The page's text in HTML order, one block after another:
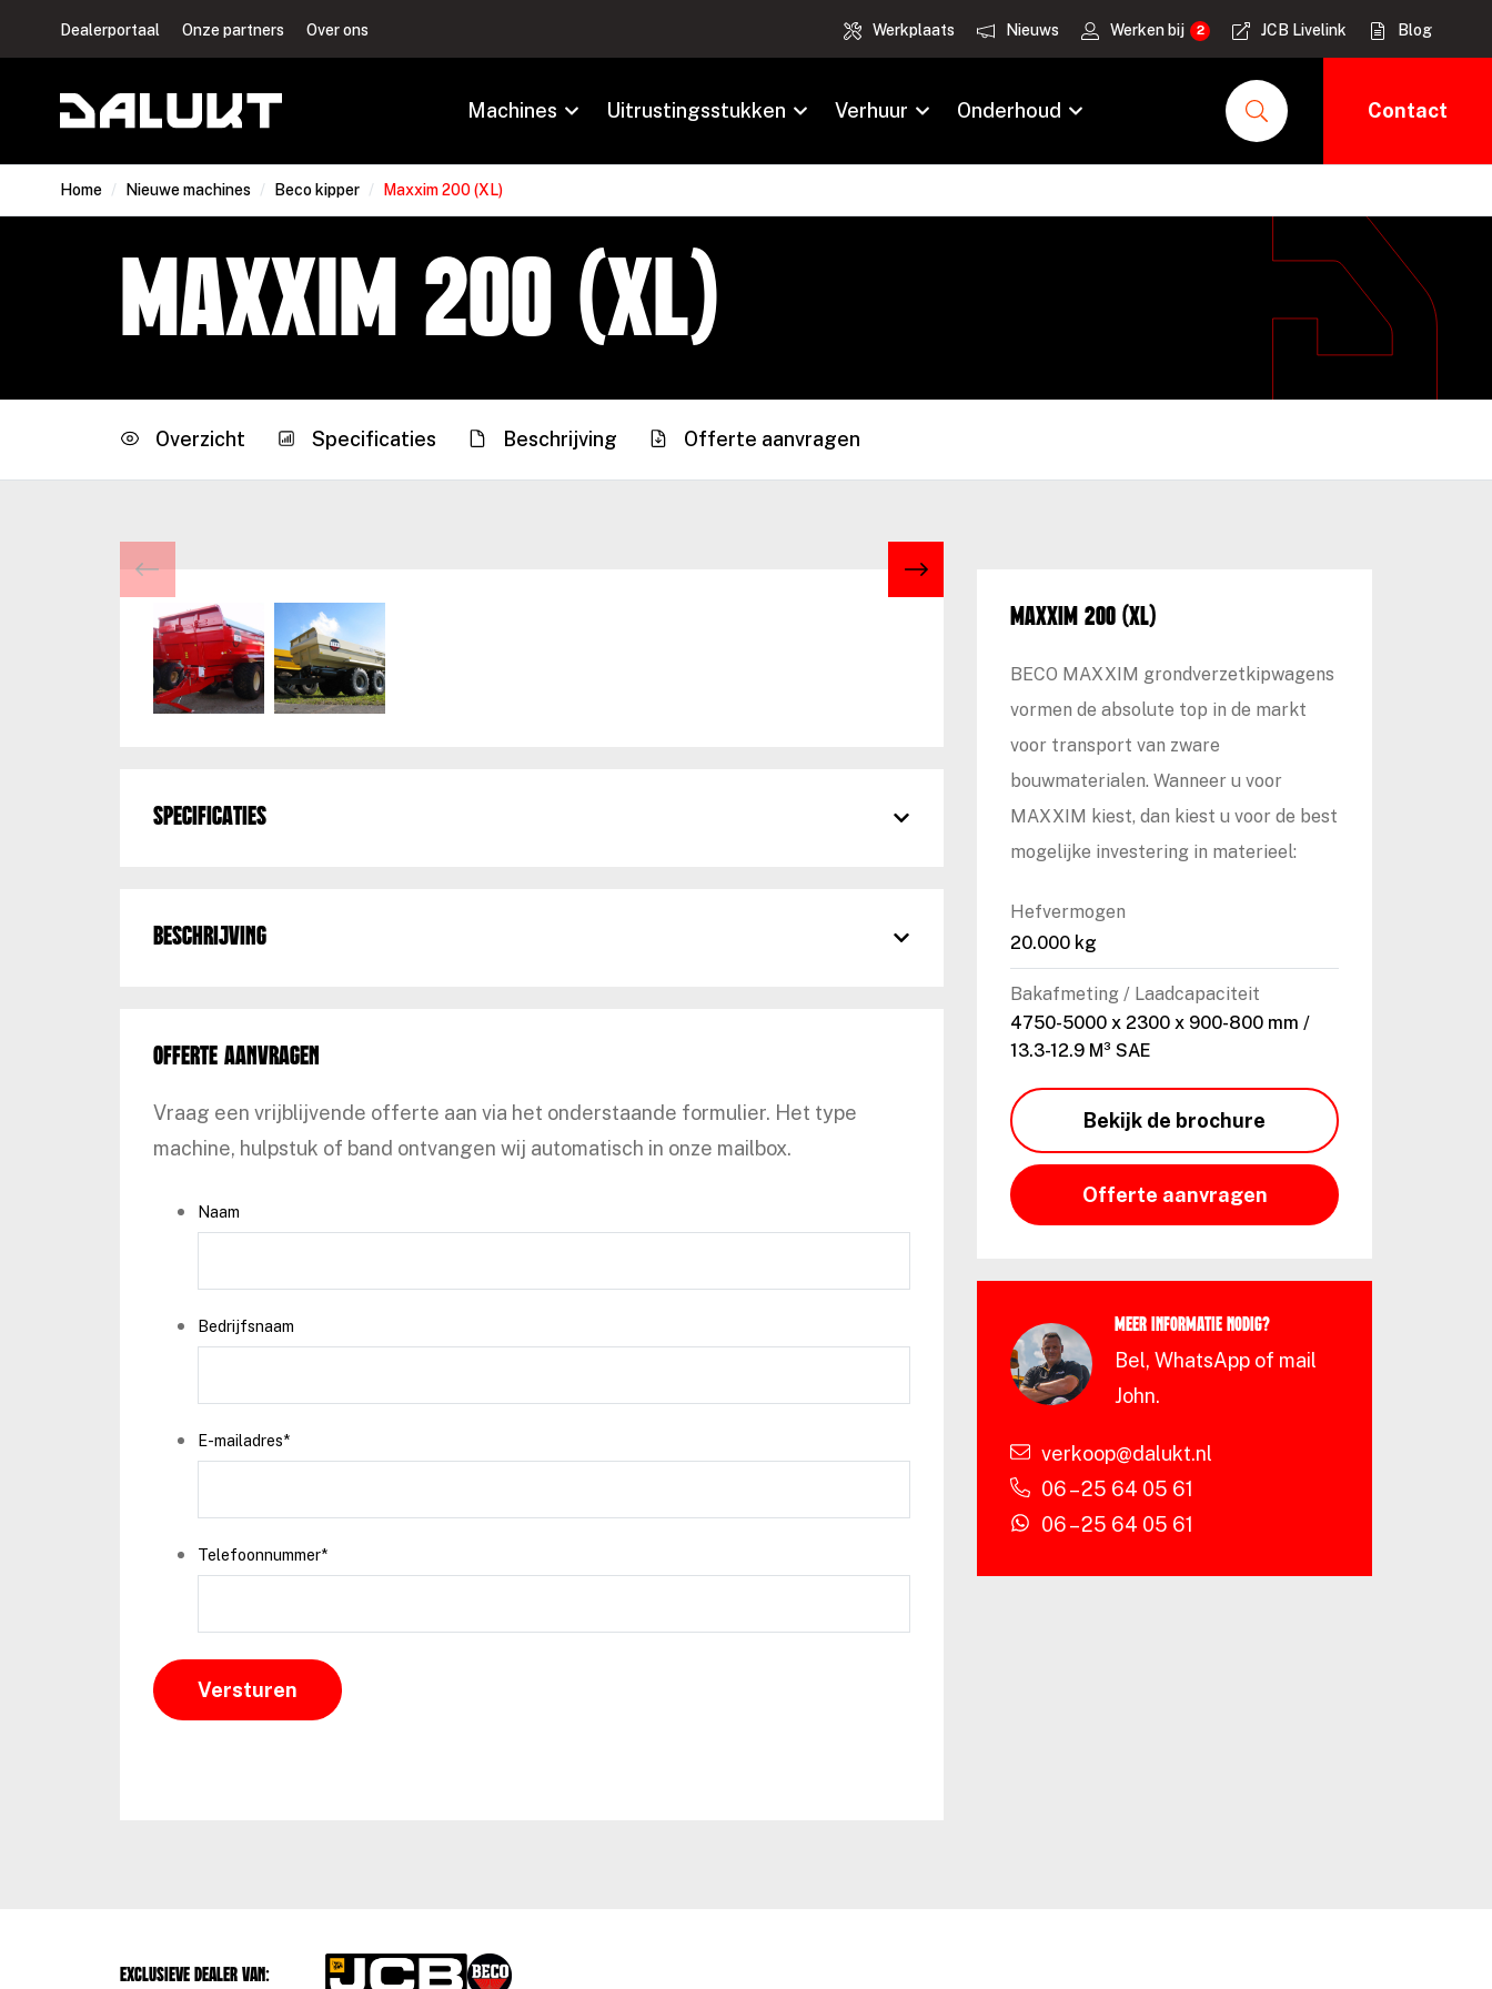
Dealerportaal Onze partners Over ons Werkplaats Nieuws Werken bij JCB Livelink Blog
Machines Uitrustingsstukken Verhuur Onderhoud Contact
Home / Nieuwe machines / Beco kipper / Maxxim 200 (XL)
Maxxim 200 (XL)
Overzicht Specificaties Beschrijving Offerte aanvragen
Specificaties
Beschrijving
Offerte aanvragen
Vraag een vrijblijvende offerte aan via het onderstaande formulier. Het type
machine, hulpstuk of band ontvangen wij automatisch in onze mailbox.
Naam
Bedrijfsnaam
E-mailadres*
Telefoonnummer*
Maxxim 200 (XL)
BECO MAXXIM grondverzetkipwagens
vormen de absolute top in de markt
voor transport van zware
bouwmaterialen. Wanneer u voor
MAXXIM kiest, dan kiest u voor de best
mogelijke investering in materieel:
Hefvermogen
20.000 kg
Bakafmeting / Laadcapaciteit
4750-5000 x 2300 x 900-800 mm /
13.3-12.9 M³ SAE
Bekijk de brochure
Offerte aanvragen
Meer informatie nodig?
Bel, WhatsApp of mail
John.
verkoop@dalukt.nl
06 – 25 64 05 61
06 – 25 64 05 61
Exclusieve dealer van: